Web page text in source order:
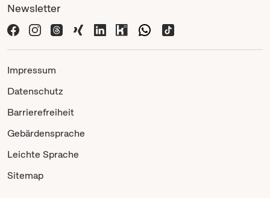
Newsletter
Impressum
Datenschutz
Barrierefreiheit
Gebärdensprache
Leichte Sprache
Sitemap